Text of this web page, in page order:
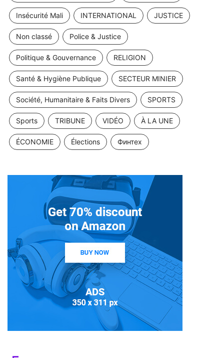
Insécurité Mali INTERNATIONAL JUSTICE
Non classé Police & Justice
Politique & Gouvernance RELIGION
Santé & Hygiène Publique SECTEUR MINIER
Société, Humanitaire & Faits Divers SPORTS
Sports TRIBUNE VIDÉO À LA UNE
ÉCONOMIE Élections Финтех